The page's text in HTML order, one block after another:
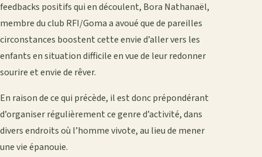
feedbacks positifs qui en découlent, Bora Nathanaël,
membre du club RFI/Goma a avoué que de pareilles
circonstances boostent cette envie d’aller vers les
enfants en situation difficile en vue de leur redonner
sourire et envie de rêver.
En raison de ce qui précède, il est donc prépondérant
d’organiser régulièrement ce genre d’activité, dans
divers endroits où l’homme vivote, au lieu de mener
une vie épanouie.